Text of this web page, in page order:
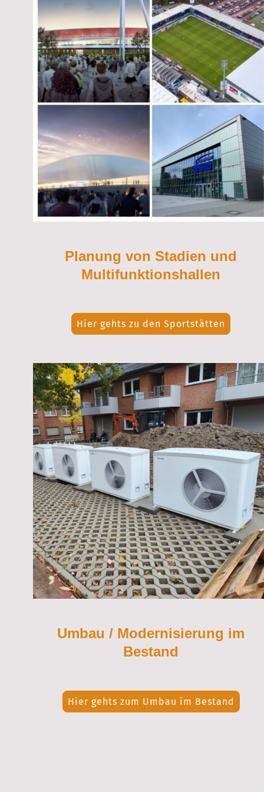
Planung von Stadien und
Multifunktionshallen
Hier gehts zu den Sportstätten
Umbau / Modernisierung im
Bestand
Hier gehts zum Umbau im Bestand